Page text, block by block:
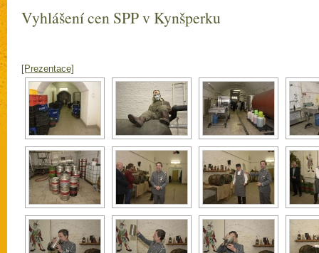
Vyhlášení cen SPP v Kynšperku
[Prezentace]